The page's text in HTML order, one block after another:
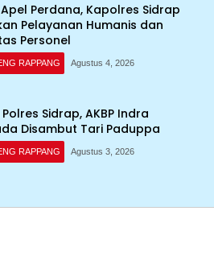
Perdana, Kapolres Sidrap
Pelayanan Humanis dan
Personel
RAPPANG Agustus 4, 2026
Sidrap, AKBP Indra
Disambut Tari Paduppa
RAPPANG Agustus 3, 2026